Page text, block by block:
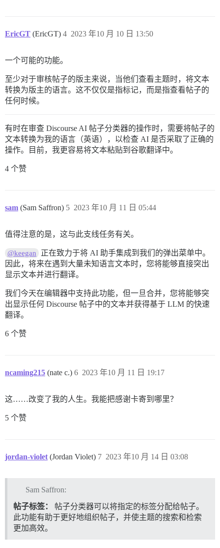
EricGT (EricGT) 2023 年10 月 10 日 13:50
4
一个可能的功能。
至少对于审核帖子的版主来说，当他们查看主题时，将文本
转换为版主的语言。这不仅仅是指标记，而是指查看帖子的
任何时候。
有时在审查 Discourse AI 帖子分类器的操作时，需要将帖子的
文本转换为我的语言（英语），以检查 AI 是否采取了正确的
操作。目前，我更容易将文本粘贴到谷歌翻译中。
4 个赞
sam (Sam Saffron) 2023 年10 月 11 日 05:44
5
值得注意的是，这与此支线任务有关。
@keegan
正在致力于将 AI 助手集成到我们的弹出菜单中。
因此，将来在遇到大量未知语言文本时，您将能够直接突出
显示文本并进行翻译。
我们今天在编辑器中支持此功能，但一旦合并，您将能够突
出显示任何 Discourse 帖子中的文本并获得基于 LLM 的快速
翻译。
6 个赞
ncaming215 (nate c.) 2023 年10 月 11 日 19:17
6
这……改变了我的人生。我能把感谢卡寄到哪里？
5 个赞
jordan-violet (Jordan Violet) 2023 年10 月 14 日 03:08
7
Sam Saffron:
帖子标签：
帖子分类器可以将指定的标签分配给帖子。
此功能有助于更好地组织帖子，并使主题的搜索和检索
更加高效。